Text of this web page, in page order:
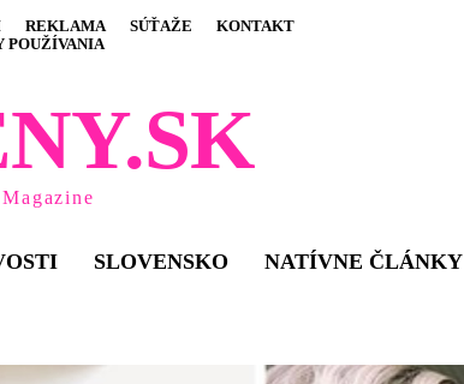
REKLAMA SÚŤAŽE
KONTAKT
POUŽÍVANIA
SLOVENSKO NATÍVNE ČLÁNKY